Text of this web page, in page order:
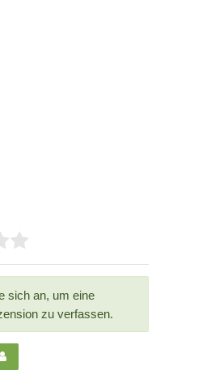
sich an, um eine
zu verfassen.